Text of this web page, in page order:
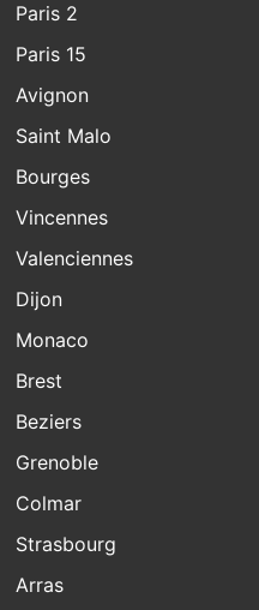
Paris 2
Paris 15
Avignon
Saint Malo
Bourges
Vincennes
Valenciennes
Dijon
Monaco
Brest
Beziers
Grenoble
Colmar
Strasbourg
Arras